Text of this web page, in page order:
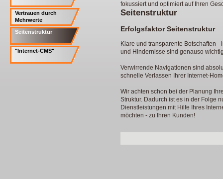
Vertrauen durch
Mehrwerte
Seitenstruktur
"Internet-CMS"
fokussiert und optimiert auf Ihren
Seitenstruktur
Erfolgsfaktor Seitenstruktur
Klare und transparente Botschaften
und Hindernisse sind genauso
Verwirrende Navigationen sind
schnelle Verlassen Ihrer Internet-
Wir achten schon bei der Planung
Struktur. Dadurch ist es in der Folge
Dienstleistungen mit Hilfe Ihres
möchten - zu Ihren Kunden!